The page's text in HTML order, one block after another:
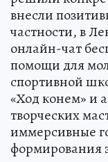
внесли
частности, в
онлайн-чат
помощи для
спортивной
«Ход конем» и
творческих
иммерсивные
формирования